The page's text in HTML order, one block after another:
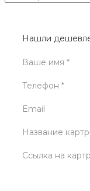
Нашли
Ваше имя *
Телефон *
Email
Название
Ссылка на